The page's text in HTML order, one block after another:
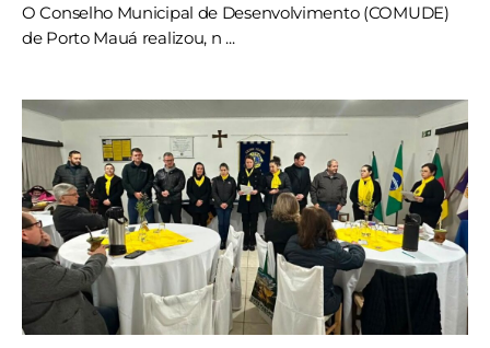
O Conselho Municipal de Desenvolvimento (COMUDE)
de Porto Mauá realizou, n ...